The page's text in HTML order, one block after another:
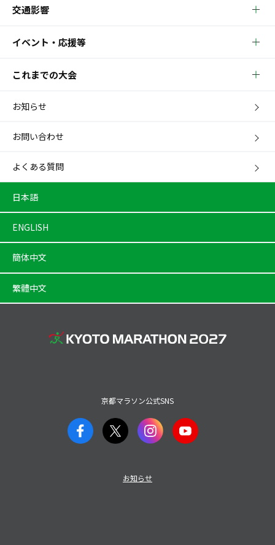
交通影響
イベント・応援等
これまでの大会
お知らせ
お問い合わせ
よくある質問
日本語
ENGLISH
簡体中文
繁體中文
京都マラソン公式SNS
お知らせ